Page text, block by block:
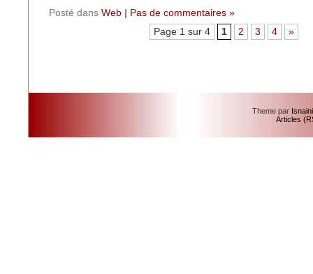
Posté dans Web
Pas de commentaires »
Page 1 sur 4
1 2 3 4 »
Theme par
Articles